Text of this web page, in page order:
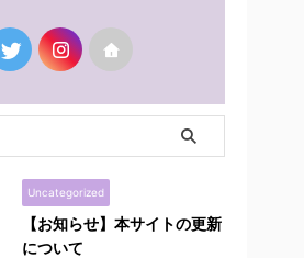
Uncategorized
【お知らせ】本サイトの更新
について